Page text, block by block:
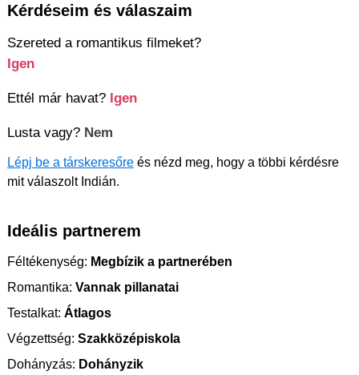
Kérdéseim és válaszaim
Szereted a romantikus filmeket?
Igen
Ettél már havat? Igen
Lusta vagy? Nem
Lépj be a társkeresőre és nézd meg, hogy a többi kérdésre
mit válaszolt Indián.
Ideális partnerem
Féltékenység: Megbízik a partnerében
Romantika: Vannak pillanatai
Testalkat: Átlagos
Végzettség: Szakközépiskola
Dohányzás: Dohányzik